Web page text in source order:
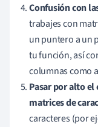
Confusión con
trabajes con
un puntero a un
tu función, así
columnas como
Pasar por alto
matrices de
caracteres (por